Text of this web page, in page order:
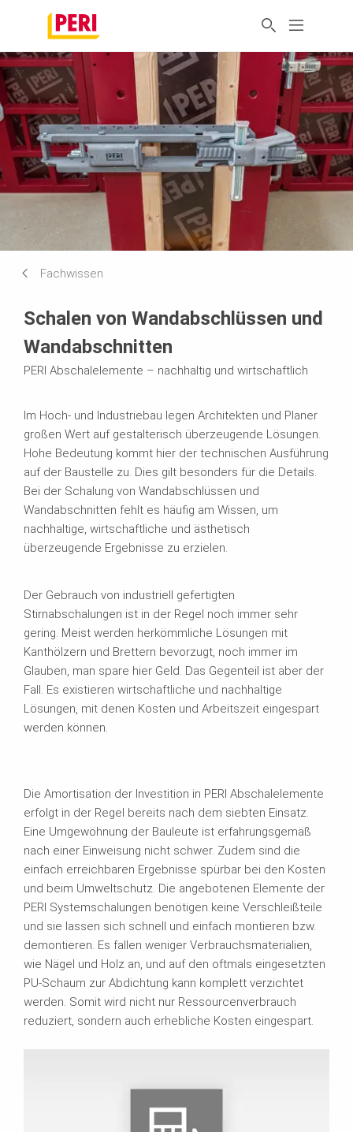
Fachwissen
Schalen von Wandabschlüssen und
Wandabschnitten
PERI Abschalelemente – nachhaltig und wirtschaftlich
Im Hoch- und Industriebau legen Architekten und Planer
großen Wert auf gestalterisch überzeugende Lösungen.
Hohe Bedeutung kommt hier der technischen Ausführung
auf der Baustelle zu. Dies gilt besonders für die Details.
Bei der Schalung von Wandabschlüssen und
Wandabschnitten fehlt es häufig am Wissen, um
nachhaltige, wirtschaftliche und ästhetisch
überzeugende Ergebnisse zu erzielen.
Der Gebrauch von industriell gefertigten
Stirnabschalungen ist in der Regel noch immer sehr
gering. Meist werden herkömmliche Lösungen mit
Kanthölzern und Brettern bevorzugt, noch immer im
Glauben, man spare hier Geld. Das Gegenteil ist aber der
Fall. Es existieren wirtschaftliche und nachhaltige
Lösungen, mit denen Kosten und Arbeitszeit eingespart
werden können.
Die Amortisation der Investition in PERI Abschalelemente
erfolgt in der Regel bereits nach dem siebten Einsatz.
Eine Umgewöhnung der Bauleute ist erfahrungsgemäß
nach einer Einweisung nicht schwer. Zudem sind die
einfach erreichbaren Ergebnisse spürbar bei den Kosten
und beim Umweltschutz. Die angebotenen Elemente der
PERI Systemschalungen benötigen keine Verschleißteile
und sie lassen sich schnell und einfach montieren bzw.
demontieren. Es fallen weniger Verbrauchsmaterialien,
wie Nägel und Holz an, und auf den oftmals eingesetzten
PU-Schaum zur Abdichtung kann komplett verzichtet
werden. Somit wird nicht nur Ressourcenverbrauch
reduziert, sondern auch erhebliche Kosten eingespart.